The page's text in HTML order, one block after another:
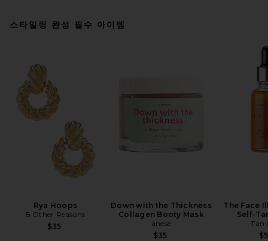
스타일링 완성 필수 아이템
Rya Hoops
8 Other Reasons
$35
Down with the Thickness
Collagen Booty Mask
anese
$35
The Face
Self-
Tan